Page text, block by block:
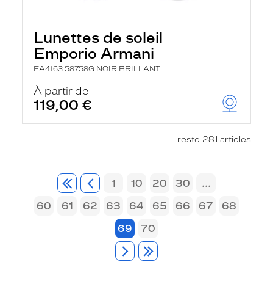
Lunettes de soleil
Emporio Armani
EA4163 58758G NOIR BRILLANT
À partir de
119,00 €
reste 281 articles
1 10 20 30
...
60
61 62 63 64 65 66 67
68
69
70